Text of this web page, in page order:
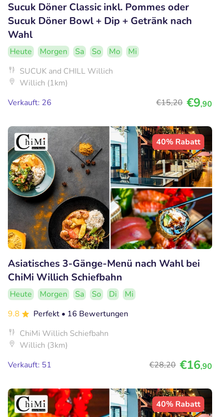
Sucuk Döner Classic inkl. Pommes oder
Sucuk Döner Bowl + Dip + Getränk nach
Wahl
Heute Morgen Sa So Mo
Mi
SUCUK and CHILL Willich
Willich (1km)
Verkauft: 26
€15,20 €9,90
40% Rabatt
Asiatisches 3-Gänge-Menü nach Wahl bei
ChiMi Willich Schiefbahn
Heute Morgen Sa So Di
Mi
9.8
Perfekt • 16 Bewertungen
ChiMi Willich Schiefbahn
Willich (3km)
Verkauft: 51
€28,20 €16,90
40% Rabatt